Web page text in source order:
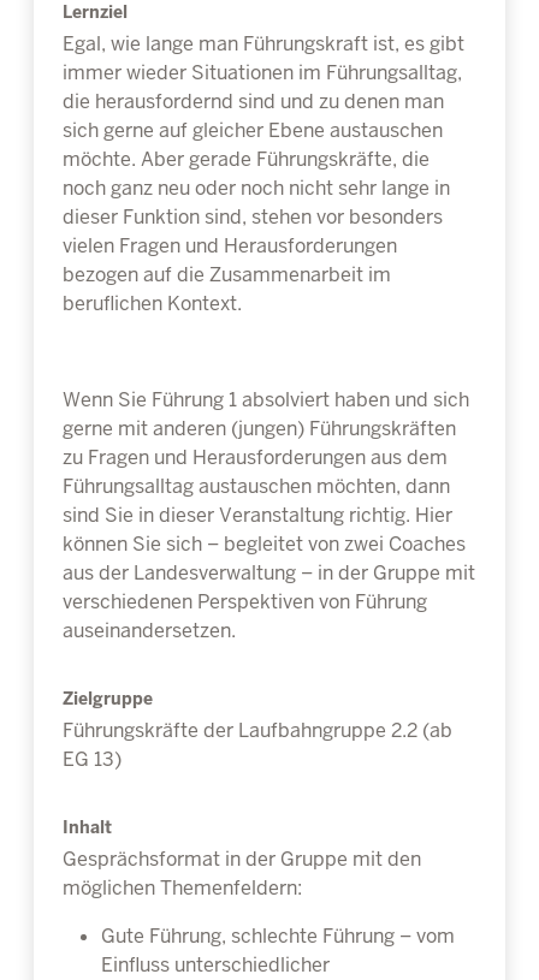
Lernziel
Egal, wie lange man Führungskraft ist, es gibt
immer wieder Situationen im Führungsalltag,
die herausfordernd sind und zu denen man
sich gerne auf gleicher Ebene austauschen
möchte. Aber gerade Führungskräfte, die
noch ganz neu oder noch nicht sehr lange in
dieser Funktion sind, stehen vor besonders
vielen Fragen und Herausforderungen
bezogen auf die Zusammenarbeit im
beruflichen Kontext.
Wenn Sie Führung 1 absolviert haben und sich
gerne mit anderen (jungen) Führungskräften
zu Fragen und Herausforderungen aus dem
Führungsalltag austauschen möchten, dann
sind Sie in dieser Veranstaltung richtig. Hier
können Sie sich – begleitet von zwei Coaches
aus der Landesverwaltung – in der Gruppe mit
verschiedenen Perspektiven von Führung
auseinandersetzen.
Zielgruppe
Führungskräfte der Laufbahngruppe 2.2 (ab
EG 13)
Inhalt
Gesprächsformat in der Gruppe mit den
möglichen Themenfeldern:
Gute Führung, schlechte Führung – vom
Einfluss unterschiedlicher